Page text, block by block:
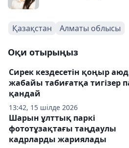
Қазақстан Алматы облысы
Оқи отырыңыз
13:42, 15 шілде 2026
Сирек кездесетін қоңыр
жабайы табиғатқа тигізер
қандай
Шарын ұлттық паркі
фототұзақтағы таңдаулы
кадрларды жариялады